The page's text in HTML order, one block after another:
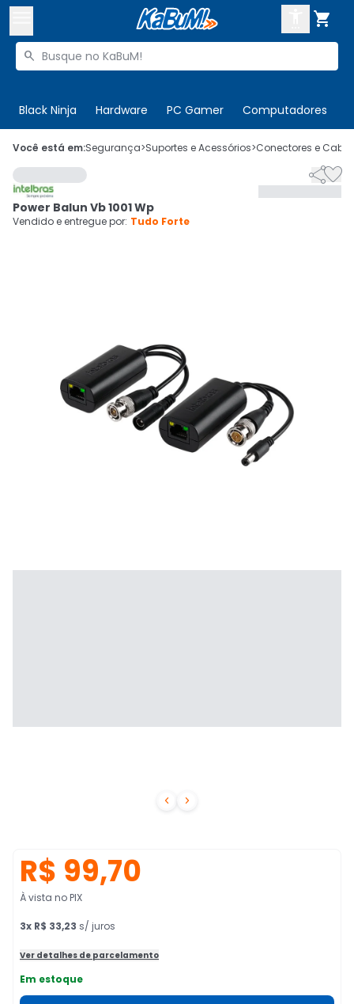

Buscar produtos

Black Ninja Hardware PC Gamer Computadores
 Olá. Acesse sua conta
 Departamentos
Cupons
CADASTRE-SE
Você está em:Segurança>Suportes e Acessórios>Conectores e
 

Power Balun Vb 1001 Wp
Vendido e entregue por: Tudo Forte
R$ 99,70
À vista no PIX
3x R$ 33,23 s/ juros
Ver detalhes de parcelamento
Em estoque